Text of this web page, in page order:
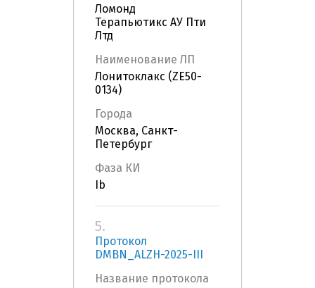
Ломонд
Терапьютикс АУ Пти
Лтд
Наименование ЛП
Лонитоклакс (ZE50-
0134)
Города
Москва, Санкт-
Петербург
Фаза КИ
Ib
5.
Протокол
DMBN_ALZH-2025-III
Название протокола